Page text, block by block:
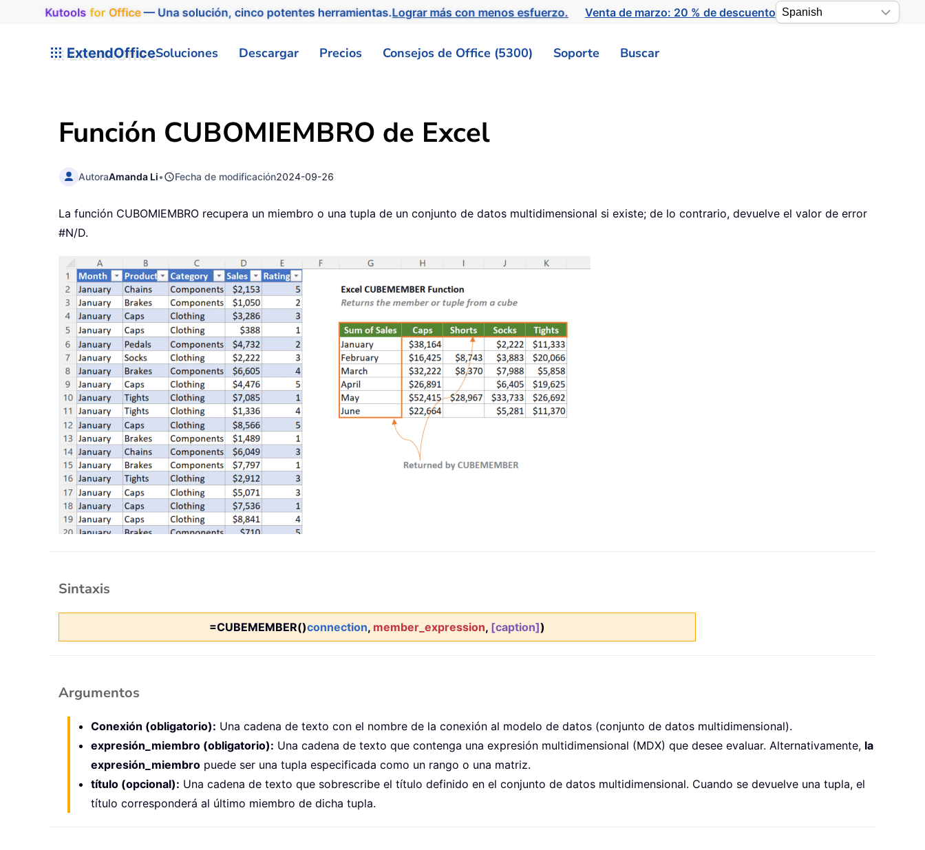
Kutools for Office— Una solución, cinco potentes herramientas.Lograr más con menos esfuerzo. Venta de marzo: 20 % de descuento
ExtendOfficeSoluciones Descargar Precios Consejos de Office (5300) Soporte Buscar
Función CUBOMIEMBRO de Excel
AutoraAmanda Li• Fecha de modificación2024-09-26
La función CUBOMIEMBRO recupera un miembro o una tupla de un conjunto de datos multidimensional si existe; de lo contrario, devuelve el valor de error
#N/D.
Sintaxis
=CUBEMEMBER()connection, member_expression, [caption])
Argumentos
Conexión (obligatorio): Una cadena de texto con el nombre de la conexión al modelo de datos (conjunto de datos multidimensional).
expresión_miembro (obligatorio): Una cadena de texto que contenga una expresión multidimensional (MDX) que desee evaluar. Alternativamente, la
expresión_miembro puede ser una tupla especificada como un rango o una matriz.
título (opcional): Una cadena de texto que sobrescribe el título definido en el conjunto de datos multidimensional. Cuando se devuelve una tupla, el
título corresponderá al último miembro de dicha tupla.